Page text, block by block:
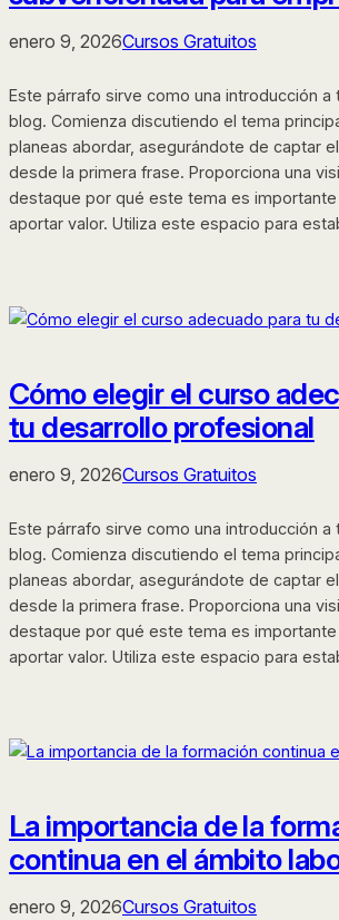
enero 9, 2026Cursos Gratuitos
Este párrafo sirve como una introducción a
blog. Comienza discutiendo el tema
planeas abordar, asegurándote de captar
desde la primera frase. Proporciona una
destaque por qué este tema es
aportar valor. Utiliza este espacio para
Cómo elegir el curso
tu desarrollo profesional
enero 9, 2026Cursos Gratuitos
Este párrafo sirve como una introducción a
blog. Comienza discutiendo el tema
planeas abordar, asegurándote de captar
desde la primera frase. Proporciona una
destaque por qué este tema es
aportar valor. Utiliza este espacio para
La importancia de la
continua en el ámbito
enero 9, 2026Cursos Gratuitos